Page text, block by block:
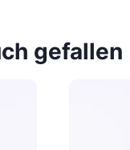
gefallen